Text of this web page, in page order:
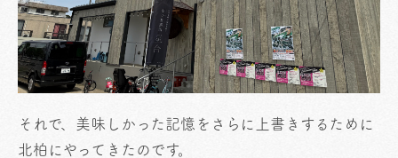
それで、美味しかった記憶をさらに上書きするために
北柏にやってきたのです。